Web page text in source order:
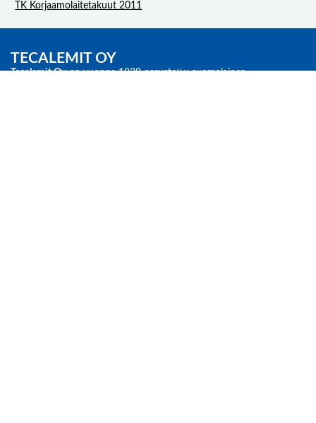
TK Korjaamolaitetakuut 2011
TECALEMIT OY
Tecalemit Oyon vuonna 1938 perustettu suomalainen